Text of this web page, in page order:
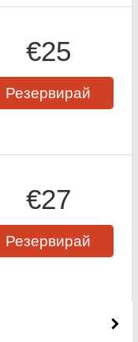
€25
Резервирай
€27
Резервирай